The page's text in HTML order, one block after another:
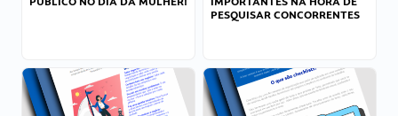
PESQUISAR CONCORRENTES